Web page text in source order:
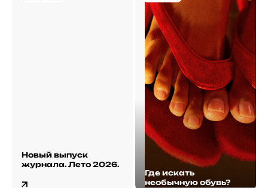
Новый выпуск
журнала. Лето 2026.
Где искать
необычную обувь?